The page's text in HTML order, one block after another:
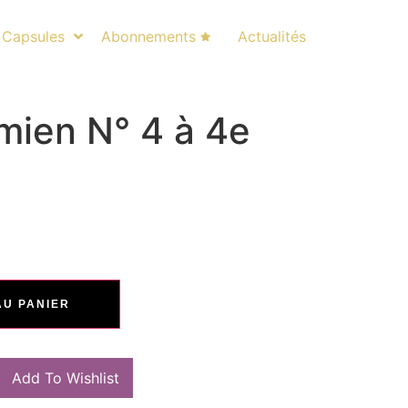
Capsules Abonnements Actualités
N° 4 à 4e
PANIER
Add To Wishlist